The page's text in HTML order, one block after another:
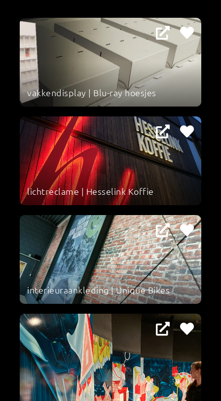
vakkendisplay | Blu-ray hoesjes
lichtreclame | Hesselink Koffie
interieuraankleding | Unique Bikes